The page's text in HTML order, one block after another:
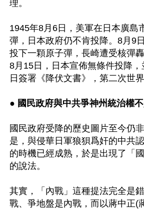
理。
1945年8月6日，美軍在日本廣島
彈，日本政府仍不肯投降。8月9
投下一顆原子彈，長崎遭受核彈
8月15日，日本宣佈無條件投降
日簽署《降伏文書》，第二次世
● 國民政府與中共爭神州統治權
國民政府受降的歷史圖片至今仍
是，與侵華日軍狼狽爲奸的中共
的時機已經成熟，於是出現了「
的說法。
其實，「內戰」這種提法完全是
戰、爭地盤是內戰，而以蔣中正(